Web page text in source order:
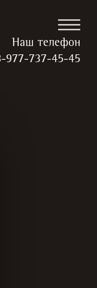
Наш телефон
977-737-45-45